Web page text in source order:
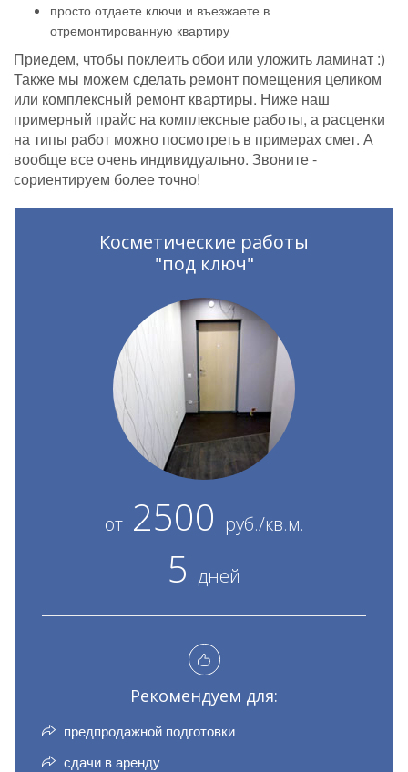
просто отдаете ключи и въезжаете в
отремонтированную квартиру
Приедем, чтобы поклеить обои или уложить ламинат :)
Также мы можем сделать ремонт помещения целиком
или комплексный ремонт квартиры. Ниже наш
примерный прайс на комплексные работы, а расценки
на типы работ можно посмотреть в примерах смет. А
вообще все очень индивидуально. Звоните -
сориентируем более точно!
Косметические работы
"под ключ"
от2500 руб./кв.м.
5 дней
Рекомендуем для:
предпродажной подготовки
сдачи в аренду